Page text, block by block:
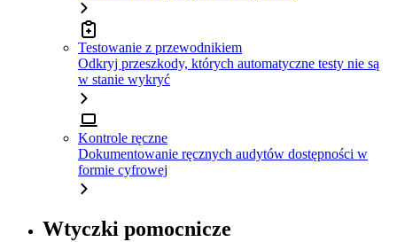
Testowanie z przewodnikiem
Odkryj przeszkody, których automatyczne testy nie są
w stanie wykryć
Kontrole ręczne
Dokumentowanie ręcznych audytów dostępności w
formie cyfrowej
Wtyczki pomocnicze